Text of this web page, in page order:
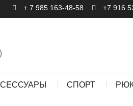
+ 7 985 163-48-58 +7 916
СПОРТ